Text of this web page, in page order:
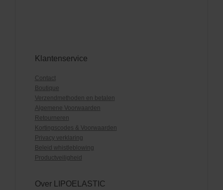
Klantenservice
Contact
Boutique
Verzendmethoden en betalen
Algemene Voorwaarden
Retourneren
Kortingscodes & Voorwaarden
Privacy verklaring
Beleid whistleblowing
Productveiligheid
Over LIPOELASTIC